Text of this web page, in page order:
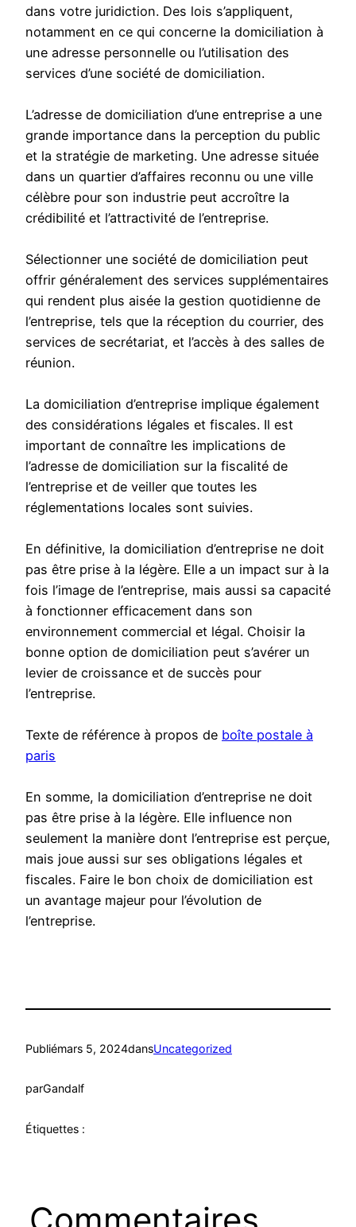
dans votre juridiction. Des lois s’appliquent,
notamment en ce qui concerne la domiciliation à
une adresse personnelle ou l’utilisation des
services d’une société de domiciliation.
L’adresse de domiciliation d’une entreprise a une
grande importance dans la perception du public
et la stratégie de marketing. Une adresse située
dans un quartier d’affaires reconnu ou une ville
célèbre pour son industrie peut accroître la
crédibilité et l’attractivité de l’entreprise.
Sélectionner une société de domiciliation peut
offrir généralement des services supplémentaires
qui rendent plus aisée la gestion quotidienne de
l’entreprise, tels que la réception du courrier, des
services de secrétariat, et l’accès à des salles de
réunion.
La domiciliation d’entreprise implique également
des considérations légales et fiscales. Il est
important de connaître les implications de
l’adresse de domiciliation sur la fiscalité de
l’entreprise et de veiller que toutes les
réglementations locales sont suivies.
En définitive, la domiciliation d’entreprise ne doit
pas être prise à la légère. Elle a un impact sur à la
fois l’image de l’entreprise, mais aussi sa capacité
à fonctionner efficacement dans son
environnement commercial et légal. Choisir la
bonne option de domiciliation peut s’avérer un
levier de croissance et de succès pour
l’entreprise.
Texte de référence à propos de boîte postale à
paris
En somme, la domiciliation d’entreprise ne doit
pas être prise à la légère. Elle influence non
seulement la manière dont l’entreprise est perçue,
mais joue aussi sur ses obligations légales et
fiscales. Faire le bon choix de domiciliation est
un avantage majeur pour l’évolution de
l’entreprise.
Publiémars 5, 2024dansUncategorized
parGandalf
Étiquettes :